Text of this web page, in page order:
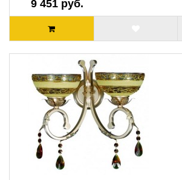
9 451 руб.